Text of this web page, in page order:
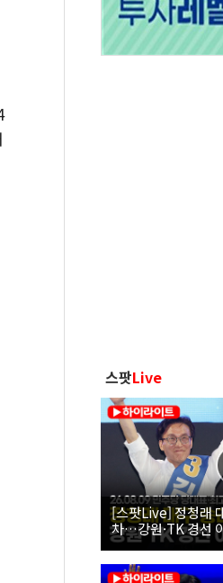
스팟Live
[스팟Live] 정청래
차…강원·TK 경선
26.08.09 더불어민
보 대구·경북 합동